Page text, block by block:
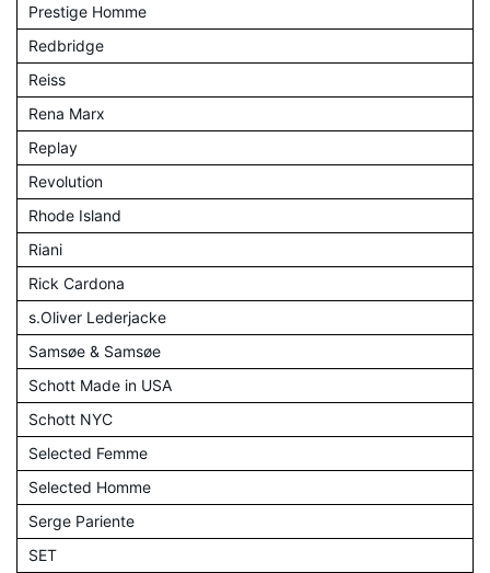
Prestige Homme
Redbridge
Reiss
Rena Marx
Replay
Revolution
Rhode Island
Riani
Rick Cardona
s.Oliver Lederjacke
Samsøe & Samsøe
Schott Made in USA
Schott NYC
Selected Femme
Selected Homme
Serge Pariente
SET